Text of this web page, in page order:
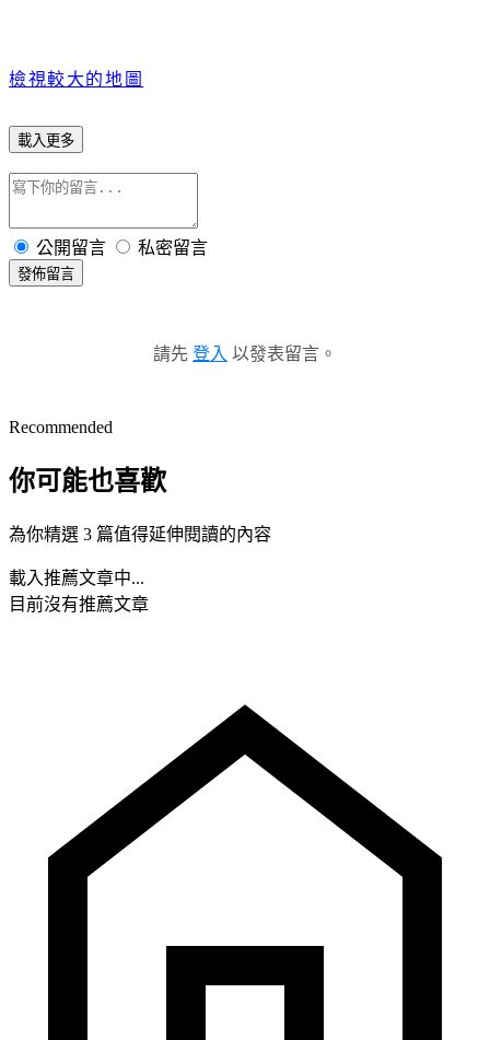
檢視較大的地圖
載入更多
公開留言 私密留言
發佈留言
請先 登入 以發表留言。
Recommended
你可能也喜歡
為你精選 3 篇值得延伸閱讀的內容
載入推薦文章中...
目前沒有推薦文章